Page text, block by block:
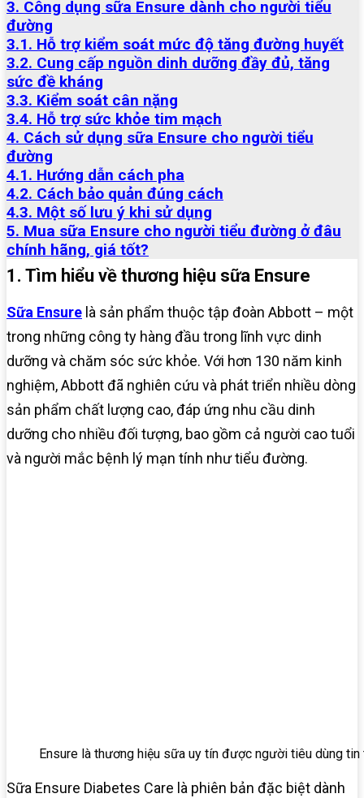
3. Công dụng sữa Ensure dành cho người tiểu
đường
3.1. Hỗ trợ kiểm soát mức độ tăng đường huyết
3.2. Cung cấp nguồn dinh dưỡng đầy đủ, tăng
sức đề kháng
3.3. Kiểm soát cân nặng
3.4. Hỗ trợ sức khỏe tim mạch
4. Cách sử dụng sữa Ensure cho người tiểu
đường
4.1. Hướng dẫn cách pha
4.2. Cách bảo quản đúng cách
4.3. Một số lưu ý khi sử dụng
5. Mua sữa Ensure cho người tiểu đường ở đâu
chính hãng, giá tốt?
1. Tìm hiểu về thương hiệu sữa Ensure
Sữa Ensure là sản phẩm thuộc tập đoàn Abbott – một
trong những công ty hàng đầu trong lĩnh vực dinh
dưỡng và chăm sóc sức khỏe. Với hơn 130 năm kinh
nghiệm, Abbott đã nghiên cứu và phát triển nhiều dòng
sản phẩm chất lượng cao, đáp ứng nhu cầu dinh
dưỡng cho nhiều đối tượng, bao gồm cả người cao tuổi
và người mắc bệnh lý mạn tính như tiểu đường.
Ensure là thương hiệu sữa uy tín được người tiêu dùng
Sữa Ensure Diabetes Care là phiên bản đặc biệt dành